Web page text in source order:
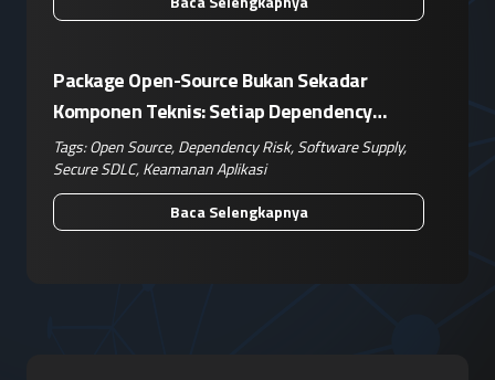
Package Open-Source Bukan Sekadar
Komponen Teknis: Setiap Dependency
Adalah Keputusan Risiko Bisnis
Tags:Open Source,Dependency Risk,Software Supply,
Secure SDLC,Keamanan Aplikasi
Baca Selengkapnya